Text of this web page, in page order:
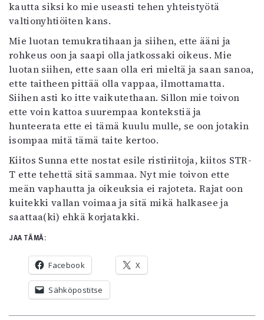
kautta siksi ko mie useasti tehen yhteistyötä
valtionyhtiöiten kans.
Mie luotan temukratihaan ja siihen, ette ääni ja
rohkeus oon ja saapi olla jatkossaki oikeus. Mie
luotan siihen, ette saan olla eri mieltä ja saan sanoa,
ette taitheen pittää olla vappaa, ilmottamatta.
Siihen asti ko itte vaikutethaan. Sillon mie toivon
ette voin kattoa suurempaa kontekstiä ja
hunteerata ette ei tämä kuulu mulle, se oon jotakin
isompaa mitä tämä taite kertoo.
Kiitos Sunna ette nostat esile ristiriitoja, kiitos STR-
T ette tehettä sitä sammaa. Nyt mie toivon ette
meän vaphautta ja oikeuksia ei rajoteta. Rajat oon
kuitekki vallan voimaa ja sitä mikä halkasee ja
saattaa(ki) ehkä korjatakki.
JAA TÄMÄ:
Facebook X
Sähköpostitse